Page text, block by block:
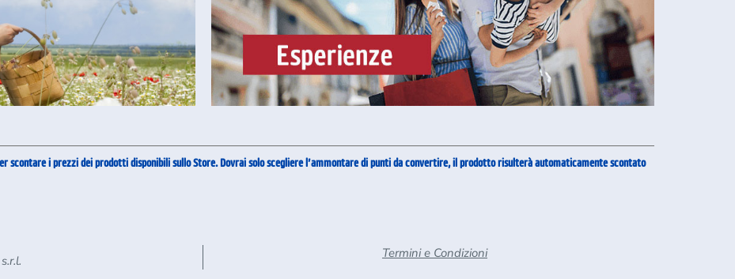
scontare i prezzi dei prodotti disponibili sullo Store. Dovrai solo scegliere l’ammontare di punti da convertire, il prodotto risulterà automaticamente scontato
Termini e Condizioni